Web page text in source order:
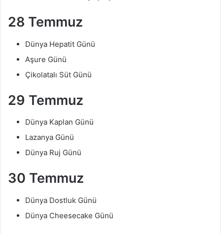
28 Temmuz
Dünya Hepatit Günü
Aşure Günü
Çikolatalı Süt Günü
29 Temmuz
Dünya Kaplan Günü
Lazanya Günü
Dünya Ruj Günü
30 Temmuz
Dünya Dostluk Günü
Dünya Cheesecake Günü